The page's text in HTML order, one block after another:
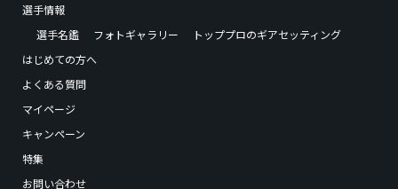
選手情報
選手名鑑
フォトギャラリー
トッププロのギアセッティング
はじめての方へ
よくある質問
マイページ
キャンペーン
特集
お問い合わせ